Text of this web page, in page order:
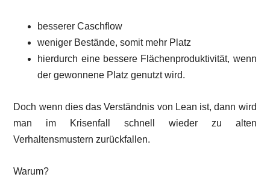
besserer Caschflow
weniger Bestände, somit mehr Platz
hierdurch eine bessere Flächenproduktivität, wenn
der gewonnene Platz genutzt wird.
Doch wenn dies das Verständnis von Lean ist, dann wird
man im Krisenfall schnell wieder zu alten
Verhaltensmustern zurückfallen.
Warum?